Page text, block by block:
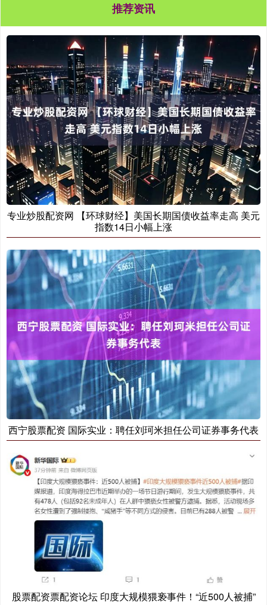
推荐资讯
专业炒股配资网 【环球财经】美国长期国债收益率走高 美元
指数14日小幅上涨
西宁股票配资 国际实业：聘任刘珂米担任公司证券事务代表
股票配资票配资论坛 印度大规模猥亵事件！“近500人被捕”